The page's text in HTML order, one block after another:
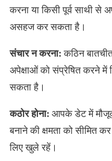
करना या किसी पूर्व साथी से
असहज कर सकता है।
संचार न करना:कठिन
अपेक्षाओं को संप्रेषित करने
सकता है।
कठोर होना: आपके डेट में
बनाने की क्षमता को सीमित
लिए खुले रहें।